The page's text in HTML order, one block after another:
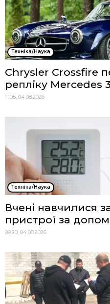
Техніка/Наука
Chrysler Crossfire
репліку Mercedes
11:05, 04.08.2026
Техніка/Наука
Вчені навчилися
пристрої за
09:20, 04.08.2026